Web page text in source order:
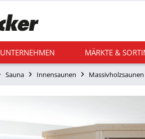
UNTERNEHMEN MÄRKTE &
Sauna Innensaunen Massivholzsaunen